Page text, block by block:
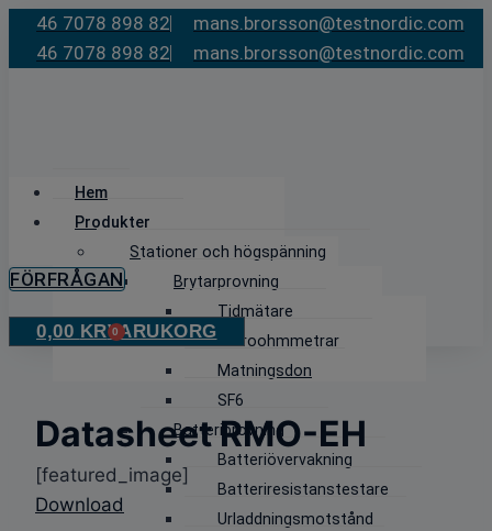
Skip46 7078 898 82
mans.brorsson@testnordic.com
46 7078 898 82
mans.brorsson@testnordic.com
Hem
Produkter
Stationer och högspänning
Brytarprovning
Tidmätare
Mikroohmmetrar
Matningsdon
SF6
Batteriprovning
Batteriövervakning
Batteriresistanstestare
Urladdningsmotstånd
FÖRFRÅGAN
0,00 KR 0
VARUKORG
Datasheet RMO-EH
[featured_image]
Download